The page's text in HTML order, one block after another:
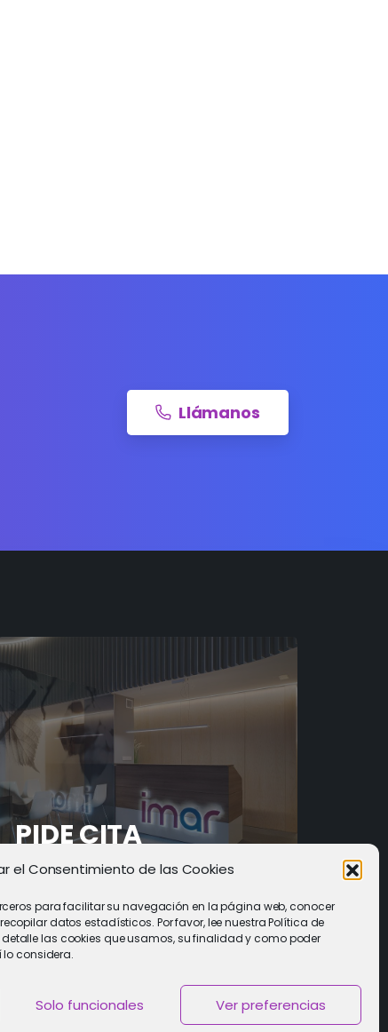
el Consentimiento de las Cookies
para facilitar su navegación en la página web, conocer
datos estadísticos. Por favor, lee nuestra Política de
las cookies que usamos, su finalidad y como poder
considera.
Solo funcionales Ver preferencias
Llámanos
PIDE CITA
Solicitar cita con un especialista